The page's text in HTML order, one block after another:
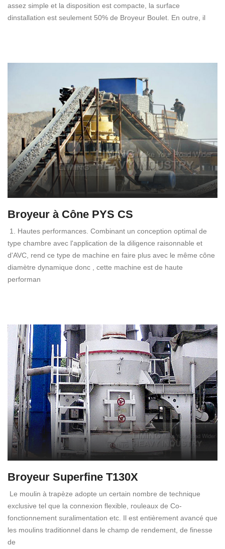
assez simple et la disposition est compacte, la surface
dinstallation est seulement 50% de Broyeur Boulet. En outre, il
Broyeur à Cône PYS CS
1. Hautes performances. Combinant un conception optimal de
type chambre avec l'application de la diligence raisonnable et
d'AVC, rend ce type de machine en faire plus avec le même cône
diamètre dynamique donc , cette machine est de haute
performan
Broyeur Superfine T130X
Le moulin à trapèze adopte un certain nombre de technique
exclusive tel que la connexion flexible, rouleaux de Co-
fonctionnement suralimentation etc. Il est entièrement avancé que
les moulins traditionnel dans le champ de rendement, de finesse
de